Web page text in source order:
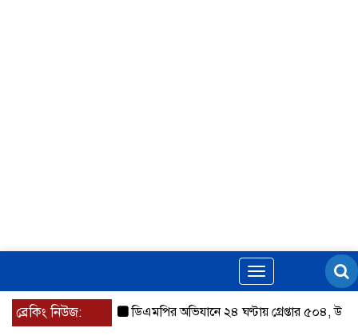
Toggle
navigation
ব্রেকিং নিউজ: ডিএমপির অভিযানে ২৪ ঘণ্টায় গ্রেপ্তার ৫০৪, উদ্ধার